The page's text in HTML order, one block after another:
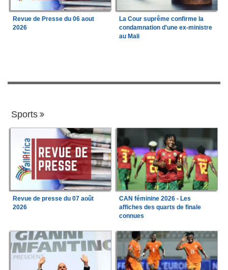
Revue de Presse du 06 aout
2026
La Cour suprême confirme la
condamnation d'une ex-ministre
au Mali
Sports
Revue de presse du 07 août
2026
CAN féminine 2026 - Les
affiches des quarts de finale
connues